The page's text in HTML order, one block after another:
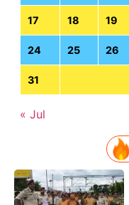
17 18 19
24 25 26
31
« Jul